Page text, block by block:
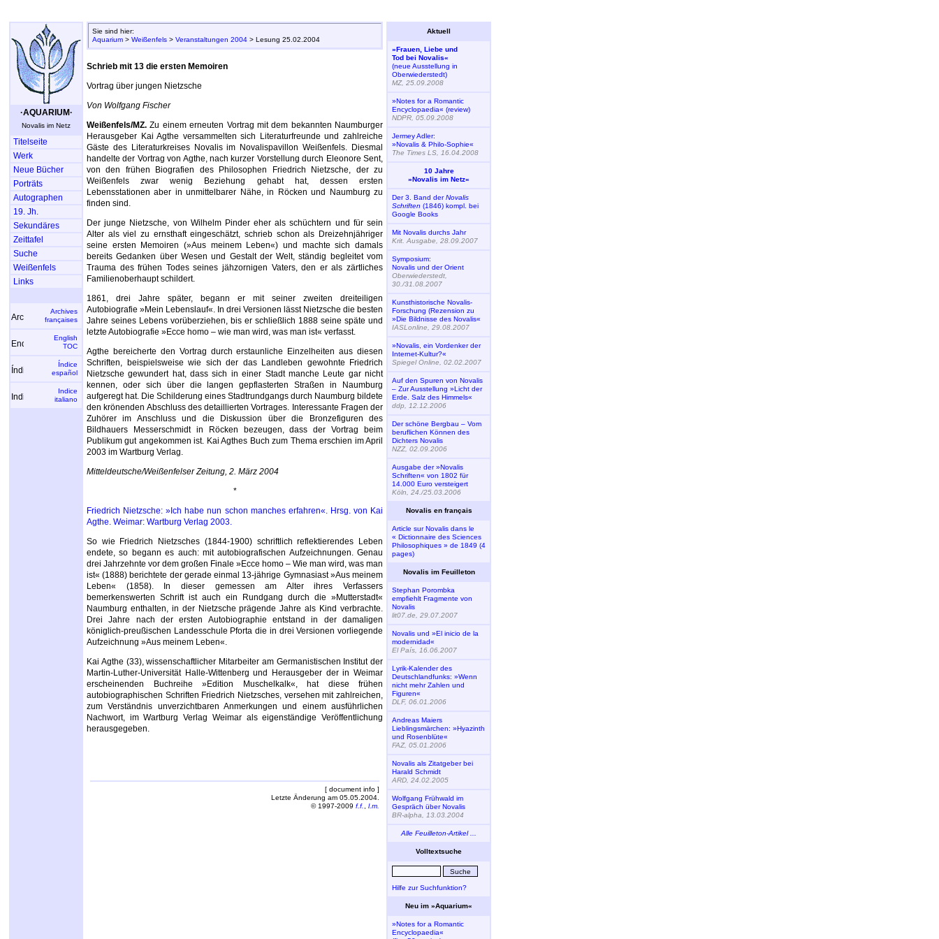
·AQUARIUM·
Novalis im Netz
Titelseite
Werk
Neue Bücher
Porträts
Autographen
19. Jh.
Sekundäres
Zeittafel
Suche
Weißenfels
Links
Archives
françaises
English
TOC
Índice
español
Indice
italiano
Sie sind hier:
Aquarium > Weißenfels > Veranstaltungen 2004 > Lesung 25.02.2004
Schrieb mit 13 die ersten Memoiren
Vortrag über jungen Nietzsche
Von Wolfgang Fischer
Weißenfels/MZ. Zu einem erneuten Vortrag mit dem bekannten Naumburger
Herausgeber Kai Agthe versammelten sich Literaturfreunde und zahlreiche
Gäste des Literaturkreises Novalis im Novalispavillon Weißenfels. Diesmal
handelte der Vortrag von Agthe, nach kurzer Vorstellung durch Eleonore Sent,
von den frühen Biografien des Philosophen Friedrich Nietzsche, der zu
Weißenfels zwar wenig Beziehung gehabt hat, dessen ersten
Lebensstationen aber in unmittelbarer Nähe, in Röcken und Naumburg zu
finden sind.
Der junge Nietzsche, von Wilhelm Pinder eher als schüchtern und für sein
Alter als viel zu ernsthaft eingeschätzt, schrieb schon als Dreizehnjähriger
seine ersten Memoiren (»Aus meinem Leben«) und machte sich damals
bereits Gedanken über Wesen und Gestalt der Welt, ständig begleitet vom
Trauma des frühen Todes seines jähzornigen Vaters, den er als zärtliches
Familienoberhaupt schildert.
1861, drei Jahre später, begann er mit seiner zweiten dreiteiligen
Autobiografie »Mein Lebenslauf«. In drei Versionen lässt Nietzsche die besten
Jahre seines Lebens vorüberziehen, bis er schließlich 1888 seine späte und
letzte Autobiografie »Ecce homo – wie man wird, was man ist« verfasst.
Agthe bereicherte den Vortrag durch erstaunliche Einzelheiten aus diesen
Schriften, beispielsweise wie sich der das Landleben gewohnte Friedrich
Nietzsche gewundert hat, dass sich in einer Stadt manche Leute gar nicht
kennen, oder sich über die langen gepflasterten Straßen in Naumburg
aufgeregt hat. Die Schilderung eines Stadtrundgangs durch Naumburg bildete
den krönenden Abschluss des detaillierten Vortrages. Interessante Fragen der
Zuhörer im Anschluss und die Diskussion über die Bronzefiguren des
Bildhauers Messerschmidt in Röcken bezeugen, dass der Vortrag beim
Publikum gut angekommen ist. Kai Agthes Buch zum Thema erschien im April
2003 im Wartburg Verlag.
Mitteldeutsche/Weißenfelser Zeitung, 2. März 2004
*
Friedrich Nietzsche: »Ich habe nun schon manches erfahren«. Hrsg. von Kai
Agthe. Weimar: Wartburg Verlag 2003.
So wie Friedrich Nietzsches (1844-1900) schriftlich reflektierendes Leben
endete, so begann es auch: mit autobiografischen Aufzeichnungen. Genau
drei Jahrzehnte vor dem großen Finale »Ecce homo – Wie man wird, was man
ist« (1888) berichtete der gerade einmal 13-jährige Gymnasiast »Aus meinem
Leben« (1858). In dieser gemessen am Alter ihres Verfassers
bemerkenswerten Schrift ist auch ein Rundgang durch die »Mutterstadt«
Naumburg enthalten, in der Nietzsche prägende Jahre als Kind verbrachte.
Drei Jahre nach der ersten Autobiographie entstand in der damaligen
königlich-preußischen Landesschule Pforta die in drei Versionen vorliegende
Aufzeichnung »Aus meinem Leben«.
Kai Agthe (33), wissenschaftlicher Mitarbeiter am Germanistischen Institut der
Martin-Luther-Universität Halle-Wittenberg und Herausgeber der in Weimar
erscheinenden Buchreihe »Edition Muschelkalk«, hat diese frühen
autobiographischen Schriften Friedrich Nietzsches, versehen mit zahlreichen,
zum Verständnis unverzichtbaren Anmerkungen und einem ausführlichen
Nachwort, im Wartburg Verlag Weimar als eigenständige Veröffentlichung
herausgegeben.
[ document info ]
Letzte Änderung am 05.05.2004.
© 1997-2009 f.f. l.m.
Aktuell
»Frauen, Liebe und
Tod bei Novalis«
(neue Ausstellung in
Oberwiederstedt)
MZ, 25.09.2008
»Notes for a Romantic
Encyclopaedia« (review)
NDPR, 05.09.2008
Jermey Adler:
»Novalis & Philo-Sophie«
The Times LS, 16.04.2008
10 Jahre
»Novalis im Netz«
Der 3. Band derNovalis
Schriften (1846) kompl. bei
Google Books
Mit Novalis durchs Jahr
Krit. Ausgabe, 28.09.2007
Symposium:
Novalis und der Orient
Oberwiederstedt,
30./31.08.2007
Kunsthistorische Novalis-
Forschung (Rezension zu
»Die Bildnisse des Novalis«
IASLonline, 29.08.2007
»Novalis, ein Vordenker der
Internet-Kultur?«
Spiegel Online, 02.02.2007
Auf den Spuren von Novalis
– Zur Ausstellung »Licht der
Erde. Salz des Himmels«
ddp, 12.12.2006
Der schöne Bergbau – Vom
beruflichen Können des
Dichters Novalis
NZZ, 02.09.2006
Ausgabe der »Novalis
Schriften« von 1802 für
14.000 Euro versteigert
Köln, 24./25.03.2006
Novalis en français
Article sur Novalis dans le
« Dictionnaire des Sciences
Philosophiques » de 1849 (4
pages)
Novalis im Feuilleton
Stephan Porombka
empfiehlt Fragmente von
Novalis
lit07.de, 29.07.2007
Novalis und »El inicio de la
modernidad«
El País, 16.06.2007
Lyrik-Kalender des
Deutschlandfunks: »Wenn
nicht mehr Zahlen und
Figuren«
DLF, 06.01.2006
Andreas Maiers
Lieblingsmärchen: »Hyazinth
und Rosenblüte«
FAZ, 05.01.2006
Novalis als Zitatgeber bei
Harald Schmidt
ARD, 24.02.2005
Wolfgang Frühwald im
Gespräch über Novalis
BR-alpha, 13.03.2004
Alle Feuilleton-Artikel ...
Volltextsuche
Hilfe zur Suchfunktion?
Neu im »Aquarium«
»Notes for a Romantic
Encyclopaedia«